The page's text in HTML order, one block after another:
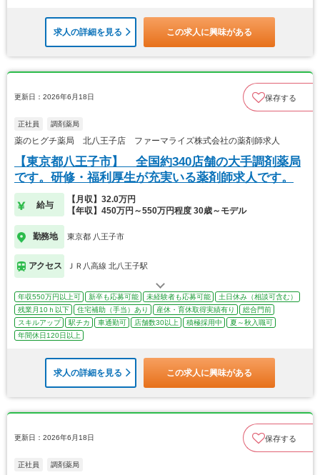
求人の詳細を見る この求人に興味がある
更新日：2026年6月18日 保存する
正社員 調剤薬局
薬のヒグチ薬局 北八王子店 ファーマライズ株式会社の薬剤師求人
【東京都八王子市】 全国約340店舗の大手調剤薬局
です。研修・福利厚生が充実いる薬剤師求人です。
給与
【月収】32.0万円
【年収】450万円～550万円程度 30歳～モデル
勤務地 東京都 八王子市
アクセス ＪＲ八高線 北八王子駅
年収550万円以上可 新卒も応募可能 未経験者も応募可能
土日休み（相談可含む）
残業月10ｈ以下
住宅補助（手当）あり 産休・育休取得実績有り
総合門前
スキルアップ
駅チカ 車通勤可 店舗数30以上 積極採用中
夏～秋入職可
年間休日120日以上
求人の詳細を見る この求人に興味がある
更新日：2026年6月18日 保存する
正社員 調剤薬局